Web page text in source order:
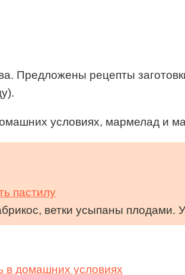
Предложены рецепты
условиях, мармелад и
пастилу
ветки усыпаны плодами.
в домашних условиях